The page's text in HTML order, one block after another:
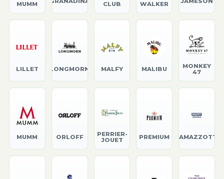
MUMM
CLUB
WALKER
LILLET LONGMORN MALFY MALIBU
MONKEY
47
MUMM ORLOFF
PERRIER-
JOUET
PREMIUM RAMAZZOTTI